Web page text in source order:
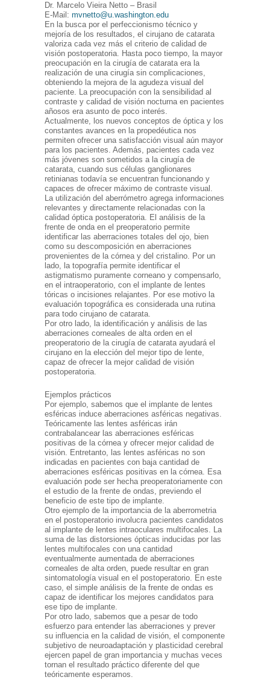
Dr. Marcelo Vieira Netto – Brasil
E-Mail: mvnetto@u.washington.edu
En la busca por el perfeccionismo técnico y
mejoría de los resultados, el cirujano de catarata
valoriza cada vez más el criterio de calidad de
visión postoperatoria. Hasta poco tiempo, la mayor
preocupación en la cirugía de catarata era la
realización de una cirugía sin complicaciones,
obteniendo la mejora de la agudeza visual del
paciente. La preocupación con la sensibilidad al
contraste y calidad de visión nocturna en pacientes
añosos era asunto de poco interés.
Actualmente, los nuevos conceptos de óptica y los
constantes avances en la propedéutica nos
permiten ofrecer una satisfacción visual aún mayor
para los pacientes. Además, pacientes cada vez
más jóvenes son sometidos a la cirugía de
catarata, cuando sus células ganglionares
retinianas todavía se encuentran funcionando y
capaces de ofrecer máximo de contraste visual.
La utilización del aberrómetro agrega informaciones
relevantes y directamente relacionadas con la
calidad óptica postoperatoria. El análisis de la
frente de onda en el preoperatorio permite
identificar las aberraciones totales del ojo, bien
como su descomposición en aberraciones
provenientes de la córnea y del cristalino. Por un
lado, la topografía permite identificar el
astigmatismo puramente corneano y compensarlo,
en el intraoperatorio, con el implante de lentes
tóricas o incisiones relajantes. Por ese motivo la
evaluación topográfica es considerada una rutina
para todo cirujano de catarata.
Por otro lado, la identificación y análisis de las
aberraciones corneales de alta orden en el
preoperatorio de la cirugía de catarata ayudará el
cirujano en la elección del mejor tipo de lente,
capaz de ofrecer la mejor calidad de visión
postoperatoria.
Ejemplos prácticos
Por ejemplo, sabemos que el implante de lentes
esféricas induce aberraciones asféricas negativas.
Teóricamente las lentes asféricas irán
contrabalancear las aberraciones esféricas
positivas de la córnea y ofrecer mejor calidad de
visión. Entretanto, las lentes asféricas no son
indicadas en pacientes con baja cantidad de
aberraciones esféricas positivas en la córnea. Esa
evaluación pode ser hecha preoperatoriamente con
el estudio de la frente de ondas, previendo el
beneficio de este tipo de implante.
Otro ejemplo de la importancia de la aberrometria
en el postoperatorio involucra pacientes candidatos
al implante de lentes intraoculares multifocales. La
suma de las distorsiones ópticas inducidas por las
lentes multifocales con una cantidad
eventualmente aumentada de aberraciones
corneales de alta orden, puede resultar en gran
sintomatología visual en el postoperatorio. En este
caso, el simple análisis de la frente de ondas es
capaz de identificar los mejores candidatos para
ese tipo de implante.
Por otro lado, sabemos que a pesar de todo
esfuerzo para entender las aberraciones y prever
su influencia en la calidad de visión, el componente
subjetivo de neuroadaptación y plasticidad cerebral
ejercen papel de gran importancia y muchas veces
tornan el resultado práctico diferente del que
teóricamente esperamos.